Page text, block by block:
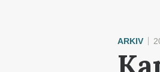
ARKIV